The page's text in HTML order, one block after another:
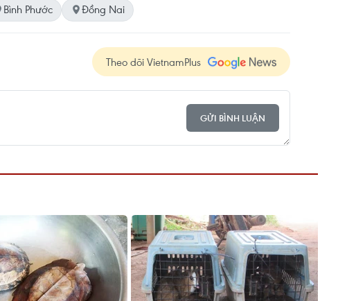
Bình Phước Đồng Nai
Theo dõi VietnamPlus
GỬI BÌNH LUẬN